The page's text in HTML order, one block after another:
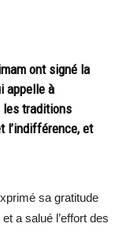
ont signé la
appelle à
les traditions
l’indifférence, et
sa gratitude
a salué l’effort des